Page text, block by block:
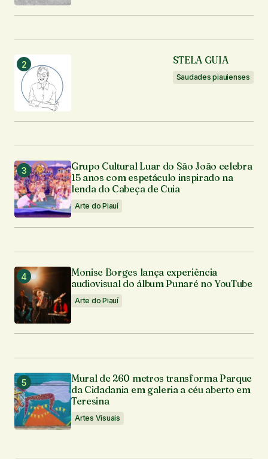
STELA GUIA
Saudades piauienses
Grupo Cultural Luar do São João celebra
15 anos com espetáculo inspirado na
lenda do Cabeça de Cuia
Arte do Piauí
Monise Borges lança experiência
audiovisual do álbum Punaré no YouTube
Arte do Piauí
Mural de 260 metros transforma Parque
da Cidadania em galeria a céu aberto em
Teresina
Artes Visuais